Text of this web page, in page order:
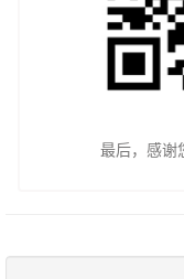
最后，感谢